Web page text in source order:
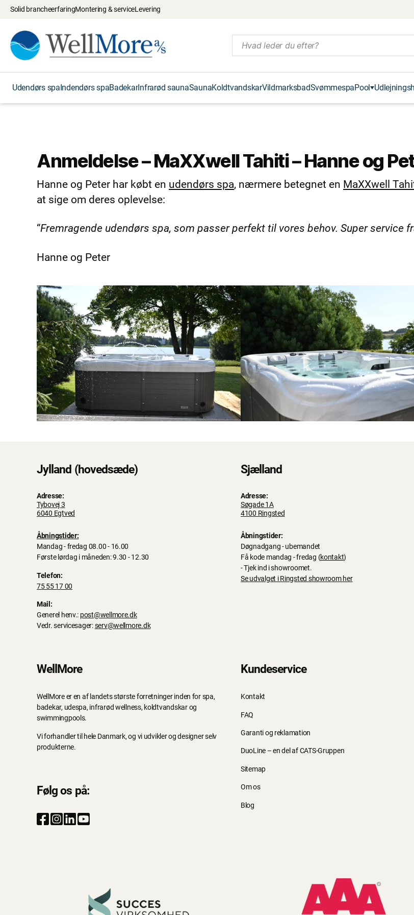
Solid brancheerfaringMontering & serviceLevering
Udendørs spaIndendørs spaBadekarInfrarød saunaSaunaKoldtvandskarVildmarksbadSvømmespaPool
Anmeldelse – MaXXwell Tahiti – Hanne og
Hanne og Peter har købt en udendørs spa, nærmere betegnet en MaXXwell
at sige om deres oplevelse:
“Fremragende udendørs spa, som passer perfekt til vores behov. Super service
Hanne og Peter
Jylland (hovedsæde)
Adresse:
Tybovej 3
6040 Egtved
Åbningstider:
Mandag - fredag 08.00 - 16.00
Første lørdag i måneden: 9.30 - 12.30
Telefon:
75 55 17 00
Mail:
Generel henv.: post@wellmore.dk
Vedr. servicesager:serv@wellmore.dk
Sjælland
Adresse:
Søgade 1A
4100 Ringsted
Åbningstider:
Døgnadgang - ubemandet
Få kode mandag - fredag (kontakt)
- Tjek ind i showroomet.
Se udvalget i Ringsted showroom her
WellMore
WellMore er en af landets største forretninger inden for spa,
badekar, udespa, infrarød wellness, koldtvandskar og
swimmingpools.
Vi forhandler til hele Danmark, og vi udvikler og designer selv
produkterne.
Følg os på:
Kundeservice
Kontakt
FAQ
Garanti og reklamation
DuoLine – en del af CATS-Gruppen
Sitemap
Om os
Blog